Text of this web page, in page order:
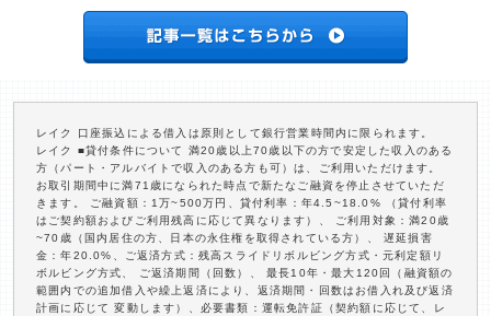
レイク 口座振込による借入は原則として銀行営業時間内に限られます。
レイク ■貸付条件について 満20歳以上70歳以下の方で安定した収入のある
方（パート・アルバイトで収入のある方も可）は、ご利用いただけます。
お取引期間中に満71歳になられた時点で新たなご融資を停止させていただ
きます。 ご融資額：1万~500万円、貸付利率：年4.5~18.0% （貸付利率
はご契約額およびご利用残高に応じて異なります）、 ご利用対象：満20歳
~70歳（国内居住の方、日本の永住権を取得されている方）、 遅延損害
金：年20.0%、ご返済方式：残高スライドリボルビング方式・元利定額リ
ボルビング方式、 ご返済期間（回数）、 最長10年・最大120回（融資額の
範囲内での追加借入や繰上返済により、返済期間・回数はお借入れ及び返済
計画に応じて 変動します）、必要書類：運転免許証（契約額に応じて、レ